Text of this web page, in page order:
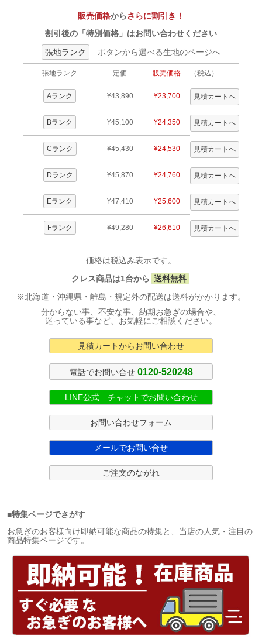
販売価格からさらに割引き！
割引後の「特別価格」はお問い合わせください
張地ランク
ボタンから選べる生地のページへ
張地ランク 定価 販売価格 （税込）
Aランク ¥43,890 ¥23,700
Bランク ¥45,100 ¥24,350
Cランク ¥45,430 ¥24,530
Dランク ¥45,870 ¥24,760
Eランク ¥47,410 ¥25,600
Fランク ¥49,280 ¥26,610
価格は税込み表示です。
クレス商品は1台から 送料無料
※北海道・沖縄県・離島・規定外の配送は送料がかかります。
分からない事、不安な事、納期お急ぎの場合や、
迷っている事など、お気軽にご相談ください。
見積カートからお問い合わせ
電話でお問い合せ 0120-520248
LINE公式 チャットでお問い合わせ
お問い合わせフォーム
メールでお問い合せ
ご注文のながれ
■特集ページでさがす
お急ぎのお客様向け即納可能な商品の特集と、当店の人気・注目の
商品特集ページです。